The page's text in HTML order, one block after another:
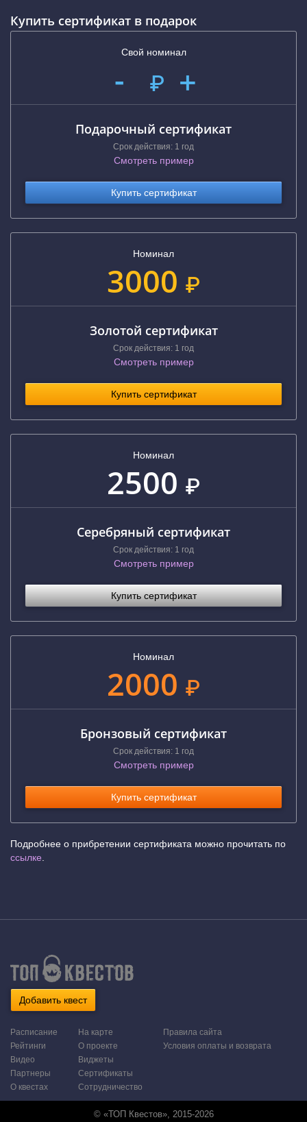
Купить сертификат в подарок
Свой номинал
- ₽ +
Подарочный сертификат
Срок действия: 1 год
Смотреть пример
Купить сертификат
Номинал
3000 ₽
Золотой сертификат
Срок действия: 1 год
Смотреть пример
Купить сертификат
Номинал
2500 ₽
Серебряный сертификат
Срок действия: 1 год
Смотреть пример
Купить сертификат
Номинал
2000 ₽
Бронзовый сертификат
Срок действия: 1 год
Смотреть пример
Купить сертификат
Подробнее о прибретении сертификата можно прочитать по
ссылке
Добавить квест
Расписание
Рейтинги
Видео
Партнеры
О квестах
На карте
О проекте
Виджеты
Сертификаты
Сотрудничество
Правила сайта
Условия оплаты и возврата
© «ТОП Квестов», 2015-2026